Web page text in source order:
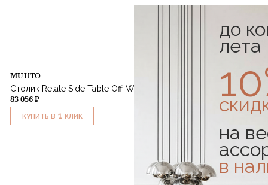
MUUTO
Столик Relate Side Table Off-White h60,5
83 056 ₽
КУПИТЬ В 1 КЛИК
до
лета
на
в